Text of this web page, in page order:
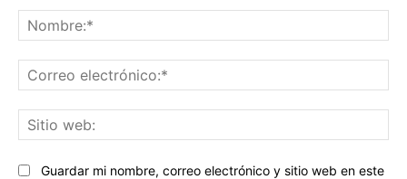
Guardar mi nombre, correo electrónico y sitio web en este